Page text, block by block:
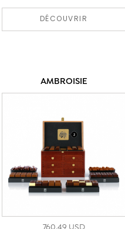
DÉCOUVRIR
AMBROISIE